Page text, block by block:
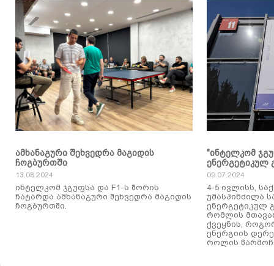
ამხანაგური შეხვედრა მაგიდის
ჩოგბურთში
13.08.2024
ინტელკომ ჯგუფსა და F1-ს შორის
ჩატარდა ამხანაგური შეხვედრა მაგიდის
ჩოგბურთში.
"ინტელკომ
ენერგეტიკულ
09.07.2024
4-5 ივლისს,
უმასპინძილა
ენერგეტიკულ
რომლის
ქვეყნის,
ენერგიის
როლის